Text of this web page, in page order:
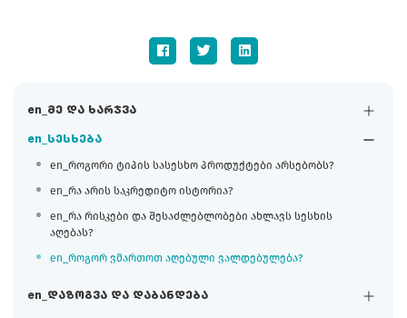
en_მე და ხარჯვა
en_სესხება
en_როგორი ტიპის სასესხო პროდუქტები არსებობს?
en_რა არის საკრედიტო ისტორია?
en_რა რისკები და შესაძლებლობები ახლავს სესხის
აღებას?
en_როგორ ვმართოთ აღებული ვალდებულება?
en_დაზოგვა და დაბანდება